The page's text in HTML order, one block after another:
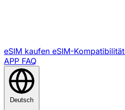
eSIM kaufen eSIM-Kompatibilität
APP FAQ
Deutsch